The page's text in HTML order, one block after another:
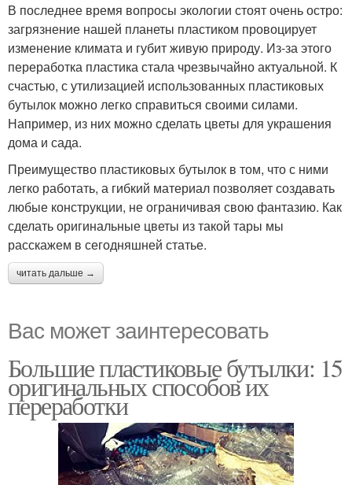
В последнее время вопросы экологии стоят очень остро:
загрязнение нашей планеты пластиком провоцирует
изменение климата и губит живую природу. Из-за этого
переработка пластика стала чрезвычайно актуальной. К
счастью, с утилизацией использованных пластиковых
бутылок можно легко справиться своими силами.
Например, из них можно сделать цветы для украшения
дома и сада.
Преимущество пластиковых бутылок в том, что с ними
легко работать, а гибкий материал позволяет создавать
любые конструкции, не ограничивая свою фантазию. Как
сделать оригинальные цветы из такой тары мы
расскажем в сегодняшней статье.
читать дальше →
Вас может заинтересовать
Большие пластиковые бутылки: 15
оригинальных способов их
переработки